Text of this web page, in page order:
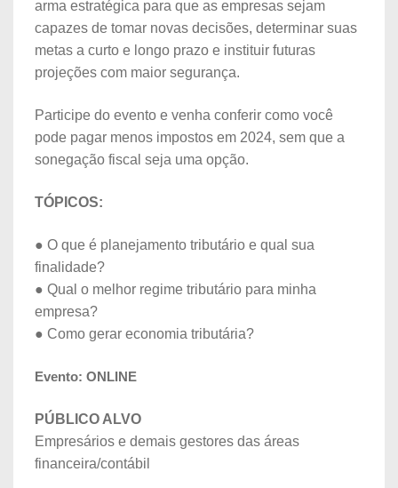
arma estratégica para que as empresas sejam
capazes de tomar novas decisões, determinar suas
metas a curto e longo prazo e instituir futuras
projeções com maior segurança.
Participe do evento e venha conferir como você
pode pagar menos impostos em 2024, sem que a
sonegação fiscal seja uma opção.
TÓPICOS:
● O que é planejamento tributário e qual sua
finalidade?
● Qual o melhor regime tributário para minha
empresa?
● Como gerar economia tributária?
Evento: ONLINE
PÚBLICO ALVO
Empresários e demais gestores das áreas
financeira/contábil